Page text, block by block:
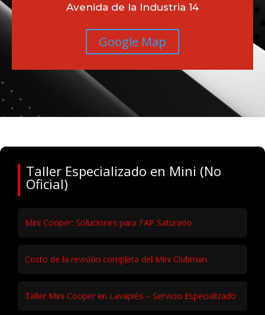
Avenida de la Industria 14
Google Map
Taller Especializado en Mini (No
Oficial)
Mini Cooper: Soluciones para FAP Saturado
Costo de la revisión completa del Mini Clubman
Taller Mini Cooper en Lavapiés – Servicio Especializado